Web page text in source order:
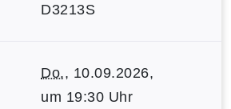
D3213S
Do., 10.09.2026,
um 19:30 Uhr